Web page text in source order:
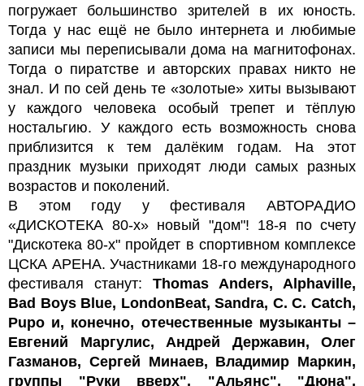
погружает большинство зрителей в их юность.
Тогда у нас ещё не было интернета и любимые
записи мы переписывали дома на магнитофонах.
Тогда о пиратстве и авторских правах никто не
знал. И по сей день те «золотые» хиты вызывают
у каждого человека особый трепет и тёплую
ностальгию. У каждого есть возможность снова
приблизится к тем далёким годам. На этот
праздник музыки приходят люди самых разных
возрастов и поколений.
В этом году у фестиваля АВТОРАДИО
«ДИСКОТЕКА 80-х» новый "дом"! 18-я по счету
"Дискотека 80-х" пройдет в спортивном комплексе
ЦСКА АРЕНА. Участниками 18-го международного
фестиваля станут: Thomas Anders, Alphaville,
Bad Boys Blue, LondonBeat, Sandra, C. C. Catch,
Pupo и, конечно, отечественные музыканты –
Евгений Маргулис, Андрей Державин, Олег
Газманов, Сергей Минаев, Владимир Маркин,
группы "Руки вверх", "Альянс", "Дюна",